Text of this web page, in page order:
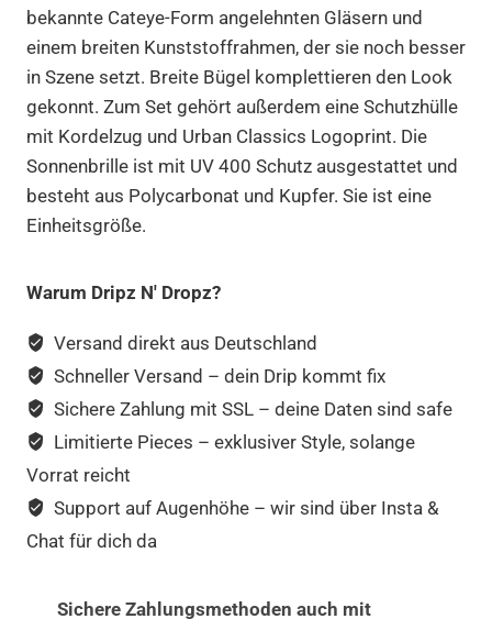
bekannte Cateye-Form angelehnten Gläsern und
einem breiten Kunststoffrahmen, der sie noch besser
in Szene setzt. Breite Bügel komplettieren den Look
gekonnt. Zum Set gehört außerdem eine Schutzhülle
mit Kordelzug und Urban Classics Logoprint. Die
Sonnenbrille ist mit UV 400 Schutz ausgestattet und
besteht aus Polycarbonat und Kupfer. Sie ist eine
Einheitsgröße.
Warum Dripz N' Dropz?
Versand direkt aus Deutschland
Schneller Versand – dein Drip kommt fix
Sichere Zahlung mit SSL – deine Daten sind safe
Limitierte Pieces – exklusiver Style, solange
Vorrat reicht
Support auf Augenhöhe – wir sind über Insta &
Chat für dich da
Sichere Zahlungsmethoden auch mit